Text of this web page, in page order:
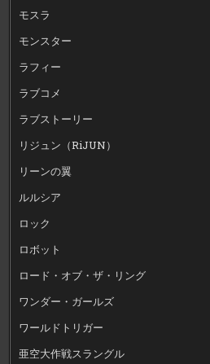
モスラ
モンスター
ラフィー
ラブコメ
ラブストーリー
リジュン（RiJUN）
リーンの翼
ルルシア
ロック
ロボット
ロード・オブ・ザ・リング
ワンダー・ガールズ
ワールドトリガー
亜空大作戦スラングル